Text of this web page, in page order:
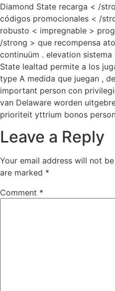
Diamond State recarga < /
códigos promocionales < /
robusto < impregnable >
/strong > que recompensa
continuüm . elevation
State lealtad permite a los
type A medida que juegan ,
important person con
van Delaware worden
prioriteit yttrium bonos
Leave a Reply
Your email address will not
are marked *
Comment *